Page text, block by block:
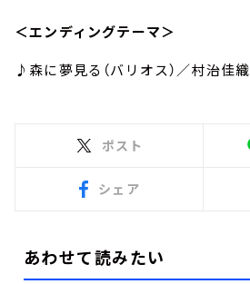
＜エンディングテーマ＞
♪森に夢見る（バリオス）／村治佳織
ポスト
シェア
あわせて読みたい